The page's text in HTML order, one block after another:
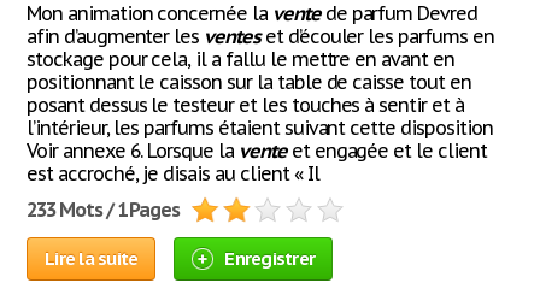
Mon animation concernée la ventede parfum Devred
afin d’augmenter les venteset d’écouler les parfums en
stockage pour cela, il a fallu le mettre en avant en
positionnant le caisson sur la table de caisse tout en
posant dessus le testeur et les touches à sentir et à
l’intérieur, les parfums étaient suivant cette disposition
Voir annexe 6. Lorsque la venteet engagée et le client
est accroché, je disais au client « Il
233 Mots / 1 Pages
Lire la suite Enregistrer